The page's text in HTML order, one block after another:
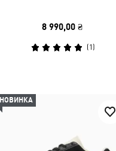
8 990,00 ₴
(1 )
НОВИНКА